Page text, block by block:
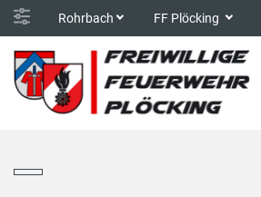
Rohrbach FF Plöcking